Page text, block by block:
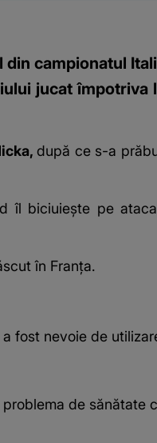
campionatul
jucat
după ce s-a
îl biciuiește pe
în Franța.
fost nevoie de
de sănătate